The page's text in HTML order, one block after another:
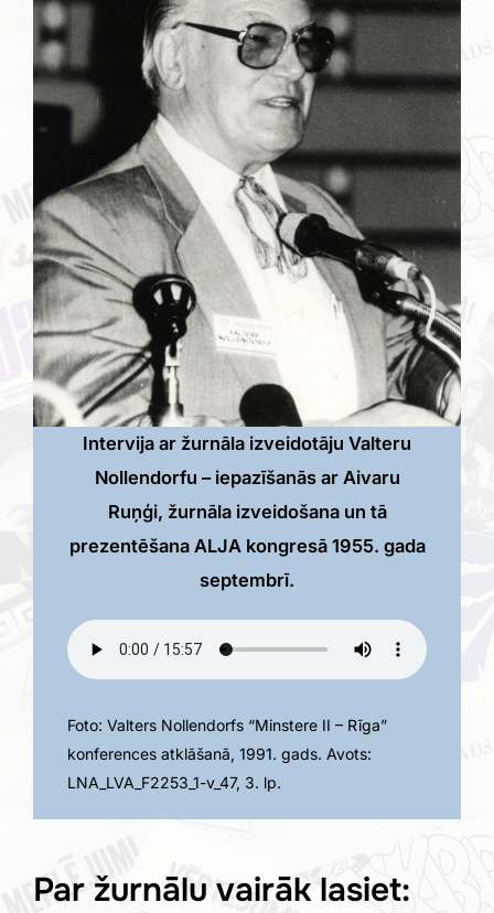
Intervija ar žurnāla izveidotāju Valteru
Nollendorfu – iepazīšanās ar Aivaru
Ruņģi, žurnāla izveidošana un tā
prezentēšana ALJA kongresā 1955. gada
septembrī.
Foto: Valters Nollendorfs “Minstere II – Rīga”
konferences atklāšanā, 1991. gads. Avots:
LNA_LVA_F2253_1-v_47, 3. lp.
Par žurnālu vairāk lasiet: